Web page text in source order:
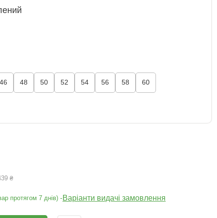
46 48 50 52 54 56 58 60
₴
протягом 7 днів) -Варіанти видачі замовлення